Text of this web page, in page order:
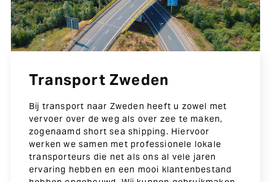
Transport Zweden
Bij transport naar Zweden heeft u zowel met
vervoer over de weg als over zee te maken,
zogenaamd short sea shipping. Hiervoor
werken we samen met professionele lokale
transporteurs die net als ons al vele jaren
ervaring hebben en een mooi klantenbestand